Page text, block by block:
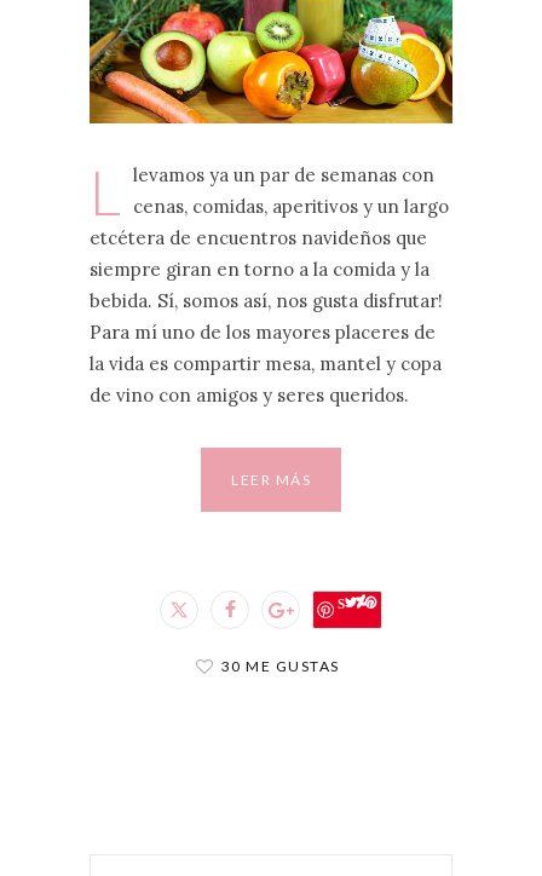
L
levamos ya un par de semanas con
cenas, comidas, aperitivos y un largo
etcétera de encuentros navideños que
siempre giran en torno a la comida y la
bebida. Sí, somos así, nos gusta disfrutar!
Para mí uno de los mayores placeres de
la vida es compartir mesa, mantel y copa
de vino con amigos y seres queridos.
LEER MÁS
Save
30 ME GUSTAS